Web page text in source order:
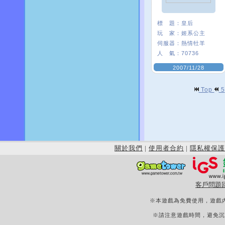
標 題： 皇后
玩 家： 姬系公主
伺服器： 熱情牡羊
人 氣： 70736
2007/11/28
Top 5
關於我們 | 使用者合約 | 隱私權保護
客戶問題
※本遊戲為免費使用，遊戲
※請注意遊戲時間，避免